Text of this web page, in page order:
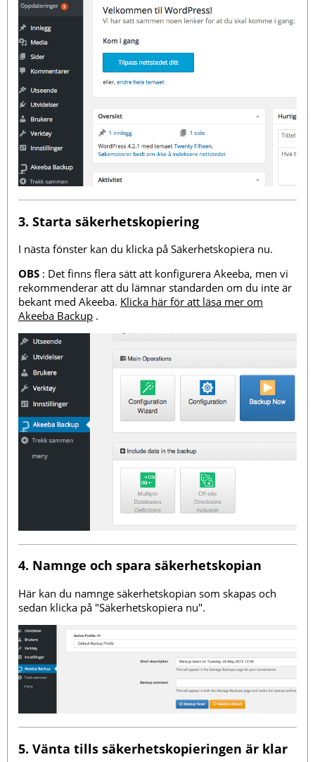
3. Starta säkerhetskopiering
I nästa fönster kan du klicka på Säkerhetskopiera nu.
OBS : Det finns flera sätt att konfigurera Akeeba, men vi
rekommenderar att du lämnar standarden om du inte är
bekant med Akeeba. Klicka här för att läsa mer om
Akeeba Backup .
4. Namnge och spara säkerhetskopian
Här kan du namnge säkerhetskopian som skapas och
sedan klicka på "Säkerhetskopiera nu".
5. Vänta tills säkerhetskopieringen är klar